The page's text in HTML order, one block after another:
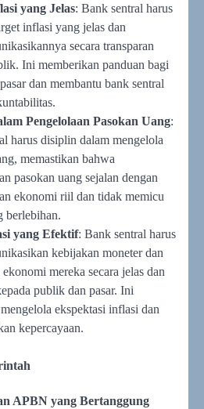
yang Jelas: Bank sentral harus
inflasi yang jelas dan
secara transparan
Ini memberikan panduan bagi
dan membantu bank sentral
Pengelolaan Pasokan Uang:
harus disiplin dalam mengelola
memastikan bahwa
pasokan uang sejalan dengan
ekonomi riil dan tidak memicu
berlebihan.
yang Efektif: Bank sentral harus
kebijakan moneter dan
mereka secara jelas dan
publik dan pasar. Ini
ekspektasi inflasi dan
kepercayaan.
APBN yang Bertanggung